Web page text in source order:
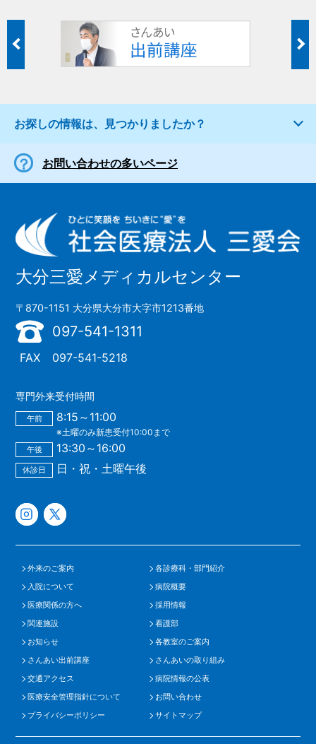
お探しの情報は、見つかりましたか？
お問い合わせの多いページ
大分三愛メディカルセンター
〒870-1151 大分県大分市大字市1213番地
097-541-1311
FAX 097-541-5218
専門外来受付時間
午前 8:15～11:00
※土曜のみ新患受付10:00まで
午後 13:30～16:00
休診日 日・祝・土曜午後
外来のご案内
各診療科・部門紹介
入院について
病院概要
医療関係の方へ
採用情報
関連施設
看護部
お知らせ
各教室のご案内
さんあい出前講座
さんあいの取り組み
交通アクセス
病院情報の公表
医療安全管理指針について
お問い合わせ
プライバシーポリシー
サイトマップ